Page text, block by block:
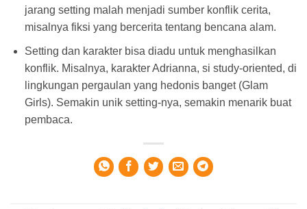
jarang setting malah menjadi sumber konflik cerita,
misalnya fiksi yang bercerita tentang bencana alam.
Setting dan karakter bisa diadu untuk menghasilkan
konflik. Misalnya, karakter Adrianna, si study-oriented, di
lingkungan pergaulan yang hedonis banget (Glam
Girls). Semakin unik setting-nya, semakin menarik buat
pembaca.